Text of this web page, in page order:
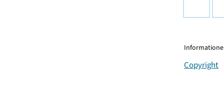
Copyright